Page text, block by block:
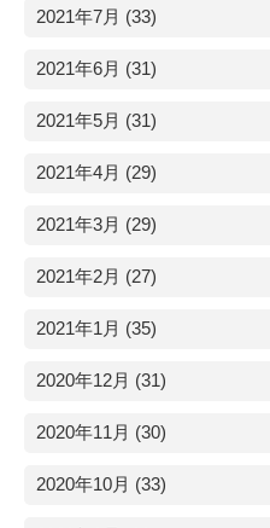
2021年7月 (33)
2021年6月 (31)
2021年5月 (31)
2021年4月 (29)
2021年3月 (29)
2021年2月 (27)
2021年1月 (35)
2020年12月 (31)
2020年11月 (30)
2020年10月 (33)